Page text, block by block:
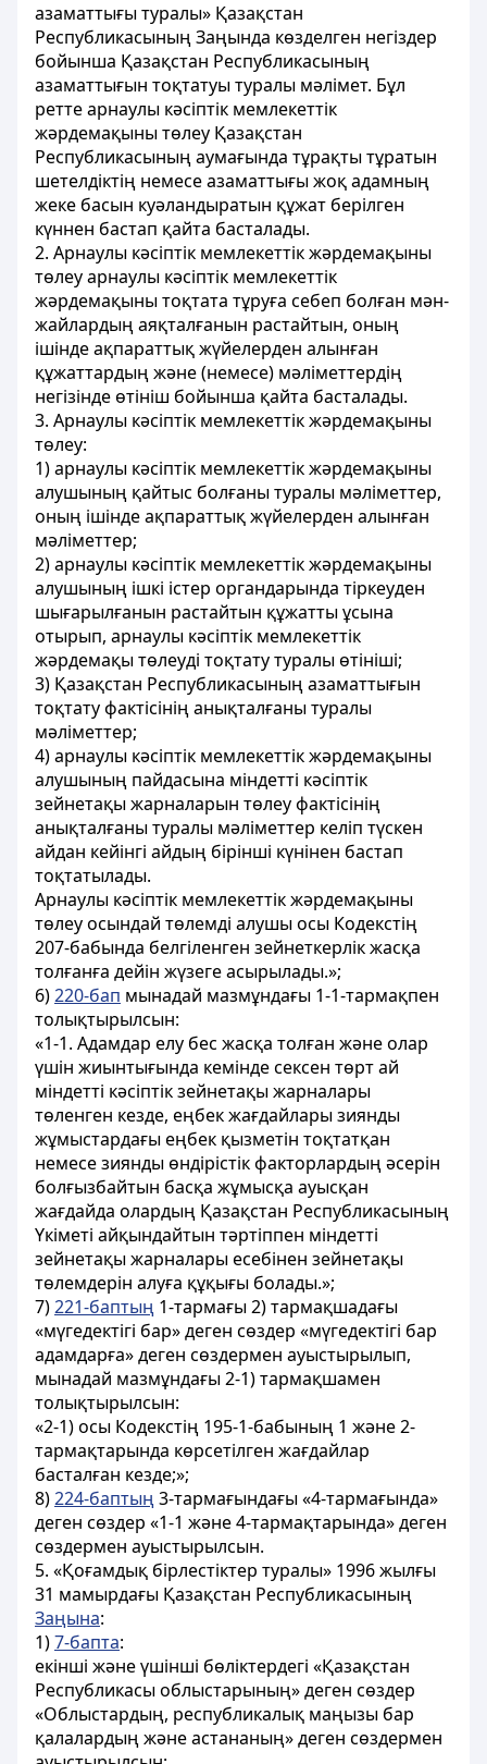
азаматтығы туралы» Қазақстан
Республикасының Заңында көзделген негіздер
бойынша Қазақстан Республикасының
азаматтығын тоқтатуы туралы мәлімет. Бұл
ретте арнаулы кәсіптік мемлекеттік
жәрдемақыны төлеу Қазақстан
Республикасының аумағында тұрақты тұратын
шетелдіктің немесе азаматтығы жоқ адамның
жеке басын куәландыратын құжат берілген
күннен бастап қайта басталады.
2. Арнаулы кәсіптік мемлекеттік жәрдемақыны
төлеу арнаулы кәсіптік мемлекеттік
жәрдемақыны тоқтата тұруға себеп болған мән-
жайлардың аяқталғанын растайтын, оның
ішінде ақпараттық жүйелерден алынған
құжаттардың және (немесе) мәліметтердің
негізінде өтініш бойынша қайта басталады.
3. Арнаулы кәсіптік мемлекеттік жәрдемақыны
төлеу:
1) арнаулы кәсіптік мемлекеттік жәрдемақыны
алушының қайтыс болғаны туралы мәліметтер,
оның ішінде ақпараттық жүйелерден алынған
мәліметтер;
2) арнаулы кәсіптік мемлекеттік жәрдемақыны
алушының ішкі істер органдарында тіркеуден
шығарылғанын растайтын құжатты ұсына
отырып, арнаулы кәсіптік мемлекеттік
жәрдемақы төлеуді тоқтату туралы өтініші;
3) Қазақстан Республикасының азаматтығын
тоқтату фактісінің анықталғаны туралы
мәліметтер;
4) арнаулы кәсіптік мемлекеттік жәрдемақыны
алушының пайдасына міндетті кәсіптік
зейнетақы жарналарын төлеу фактісінің
анықталғаны туралы мәліметтер келіп түскен
айдан кейінгі айдың бірінші күнінен бастап
тоқтатылады.
Арнаулы кәсіптік мемлекеттік жәрдемақыны
төлеу осындай төлемді алушы осы Кодекстің
207-бабында белгіленген зейнеткерлік жасқа
толғанға дейін жүзеге асырылады.»;
6)220-бап мынадай мазмұндағы 1-1-тармақпен
толықтырылсын:
«1-1. Адамдар елу бес жасқа толған және олар
үшін жиынтығында кемінде сексен төрт ай
міндетті кәсіптік зейнетақы жарналары
төленген кезде, еңбек жағдайлары зиянды
жұмыстардағы еңбек қызметін тоқтатқан
немесе зиянды өндірістік факторлардың әсерін
болғызбайтын басқа жұмысқа ауысқан
жағдайда олардың Қазақстан Республикасының
Үкіметі айқындайтын тәртіппен міндетті
зейнетақы жарналары есебінен зейнетақы
төлемдерін алуға құқығы болады.»;
7)221-баптың 1-тармағы 2) тармақшадағы
«мүгедектігі бар» деген сөздер «мүгедектігі бар
адамдарға» деген сөздермен ауыстырылып,
мынадай мазмұндағы 2-1) тармақшамен
толықтырылсын:
«2-1) осы Кодекстің 195-1-бабының 1 және 2-
тармақтарында көрсетілген жағдайлар
басталған кезде;»;
8)224-баптың 3-тармағындағы «4-тармағында»
деген сөздер «1-1 және 4-тармақтарында» деген
сөздермен ауыстырылсын.
5. «Қоғамдық бірлестіктер туралы» 1996 жылғы
31 мамырдағы Қазақстан Республикасының
Заңына:
1)7-бапта:
екінші және үшінші бөліктердегі «Қазақстан
Республикасы облыстарының» деген сөздер
«Облыстардың, республикалық маңызы бар
қалалардың және астананың» деген сөздермен